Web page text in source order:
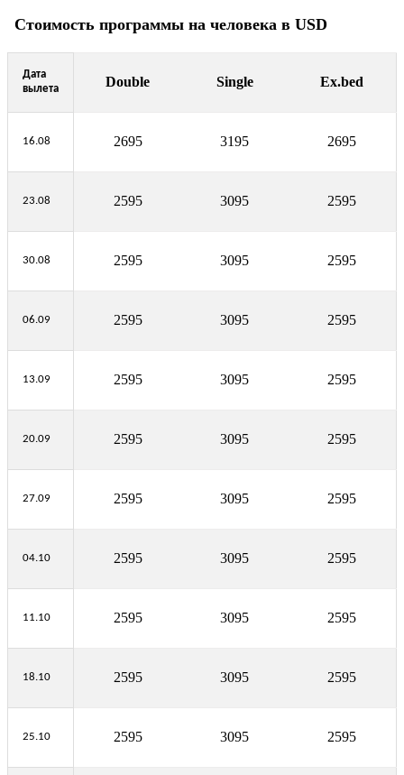
Стоимость программы на человека в USD
Дата
вылета
Double Single Ex.bed
16.08 2695 3195 2695
23.08 2595 3095 2595
30.08 2595 3095 2595
06.09 2595 3095 2595
13.09 2595 3095 2595
20.09 2595 3095 2595
27.09 2595 3095 2595
04.10 2595 3095 2595
11.10 2595 3095 2595
18.10 2595 3095 2595
25.10 2595 3095 2595